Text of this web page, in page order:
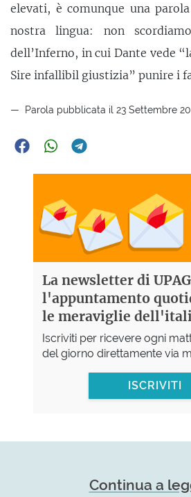
elevati, è comunque una
nostra lingua: non
dell’Inferno, in cui Dante vede
Sire infallibil giustizia” punire i
Parola pubblicata il 23 Settembre
La newsletter di
l'appuntamento
le meraviglie
Iscriviti per ricevere ogni
del giorno direttamente via
ISCRIVITI
Continua a